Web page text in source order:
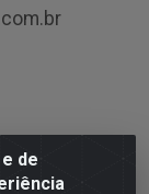
de
183-